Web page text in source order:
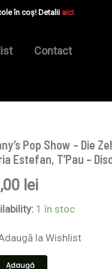
în coș! Detalii aici.
Contact
Pop Show – Die
Estefan, T’Pau –
lei
1 în stoc
la Wishlist
Adaugă